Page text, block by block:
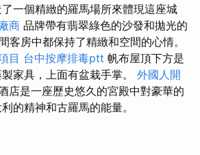
一個精緻的羅馬場所來體現這座城
商 品牌帶有翡翠綠色的沙發和拋光的
客房中都保持了精緻和空間的心情。
目 台中按摩排毒ptt 帆布屋頂下方是
家具，上面有盆栽手掌。 外國人開
店是一座歷史悠久的宮殿中對豪華的
的精神和古羅馬的能量。